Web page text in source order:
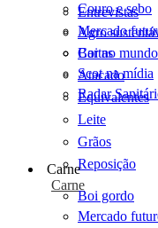
Entrevistas
Agro
Cartas
Scot na mídia
Radar
Couro e sebo
Mercado
Boi no mundo
Atacado
Equivalentes
Leite
Grãos
Reposição
Carne
Carne
Boi gordo
Mercado